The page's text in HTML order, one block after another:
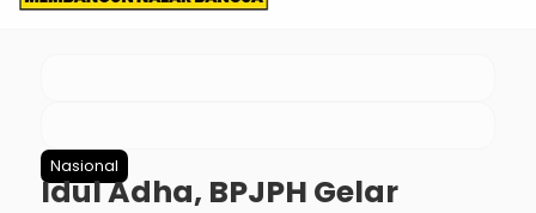
Nasional
Idul Adha, BPJPH Gelar